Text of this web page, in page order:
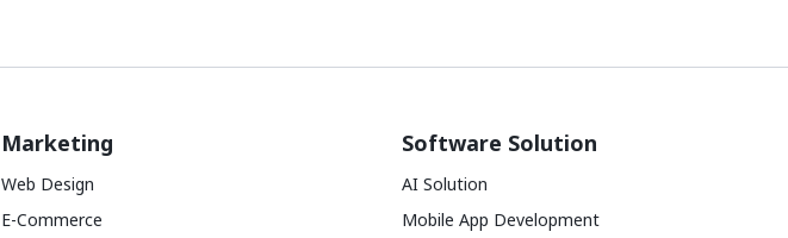
Marketing
Web Design
E-Commerce
Software Solution
AI Solution
Mobile App Development